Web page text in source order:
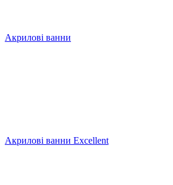
Акрилові ванни
Акрилові ванни Excellent